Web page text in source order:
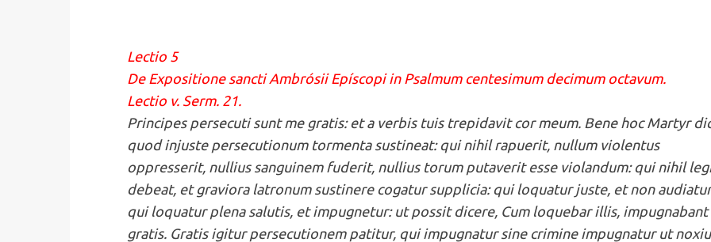
Lectio 5
De Expositione sancti Ambrósii Epíscopi in Psalmum centesimum decimum octavum.
Lectio v. Serm. 21.
Principes persecuti sunt me gratis: et a verbis tuis trepidavit cor meum. Bene hoc Martyr
quod injuste persecutionum tormenta sustineat: qui nihil rapuerit, nullum violentus
oppresserit, nullius sanguinem fuderit, nullius torum putaverit esse violandum: qui nihil
debeat, et graviora latronum sustinere cogatur supplicia: qui loquatur juste, et non
qui loquatur plena salutis, et impugnetur: ut possit dicere, Cum loquebar illis, impugnabant
gratis. Gratis igitur persecutionem patitur, qui impugnatur sine crimine impugnatur ut